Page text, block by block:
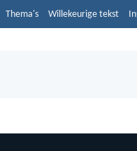
Thema's Willekeurige tekst